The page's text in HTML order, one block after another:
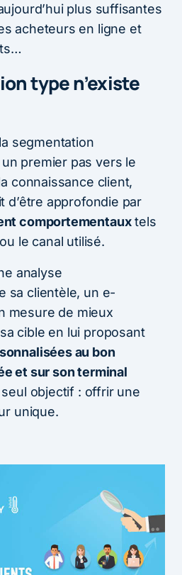
plus suffisantes
acheteurs en ligne et
type n’existe
segmentation
premier pas vers le
connaissance client,
d’être approfondie par
comportementauxtels
le canal utilisé.
analyse
sa clientèle, un e-
mesure de mieux
cible en lui proposant
au bon
et sur son terminal
seul objectif : offrir une
unique.